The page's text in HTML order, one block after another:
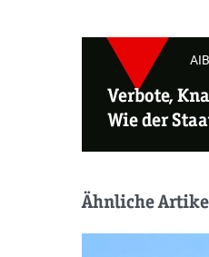
Verbote,
Wie der
Ähnliche